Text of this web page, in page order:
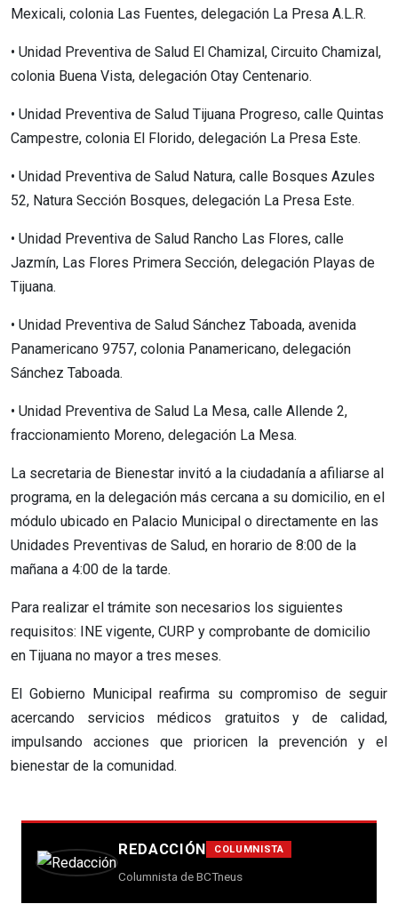
Mexicali, colonia Las Fuentes, delegación La Presa A.L.R.
• Unidad Preventiva de Salud El Chamizal, Circuito Chamizal,
colonia Buena Vista, delegación Otay Centenario.
• Unidad Preventiva de Salud Tijuana Progreso, calle Quintas
Campestre, colonia El Florido, delegación La Presa Este.
• Unidad Preventiva de Salud Natura, calle Bosques Azules
52, Natura Sección Bosques, delegación La Presa Este.
• Unidad Preventiva de Salud Rancho Las Flores, calle
Jazmín, Las Flores Primera Sección, delegación Playas de
Tijuana.
• Unidad Preventiva de Salud Sánchez Taboada, avenida
Panamericano 9757, colonia Panamericano, delegación
Sánchez Taboada.
• Unidad Preventiva de Salud La Mesa, calle Allende 2,
fraccionamiento Moreno, delegación La Mesa.
La secretaria de Bienestar invitó a la ciudadanía a afiliarse al
programa, en la delegación más cercana a su domicilio, en el
módulo ubicado en Palacio Municipal o directamente en las
Unidades Preventivas de Salud, en horario de 8:00 de la
mañana a 4:00 de la tarde.
Para realizar el trámite son necesarios los siguientes
requisitos: INE vigente, CURP y comprobante de domicilio
en Tijuana no mayor a tres meses.
El Gobierno Municipal reafirma su compromiso de seguir
acercando servicios médicos gratuitos y de calidad,
impulsando acciones que prioricen la prevención y el
bienestar de la comunidad.
REDACCIÓN COLUMNISTA
Columnista de BCTneus